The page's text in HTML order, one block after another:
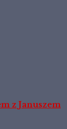
z Januszem